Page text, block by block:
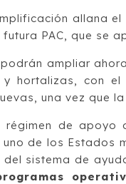
allana
PAC, que se
ampliar
hortalizas, con
una vez que la
régimen de
uno de los
sistema de